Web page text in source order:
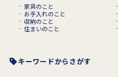
家具のこと
お手入れのこと
収納のこと
住まいのこと
キーワードからさがす